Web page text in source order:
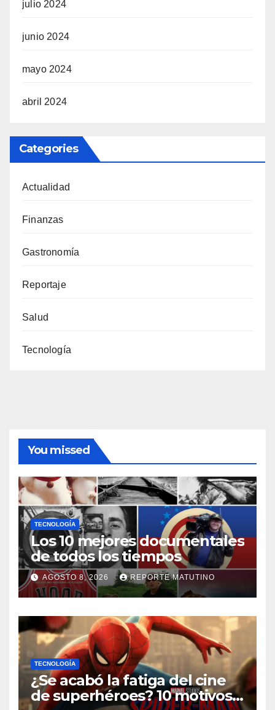
julio 2024
junio 2024
mayo 2024
abril 2024
Categories
Actualidad
Finanzas
Gastronomía
Reportaje
Salud
Tecnología
You missed
TECNOLOGÍA
Los 10 mejores documentales
de todos los tiempos
AGOSTO 8, 2026 REPORTE MATUTINO
TECNOLOGÍA
¿Se acabó la fatiga del cine
de superhéroes? 10 motivos